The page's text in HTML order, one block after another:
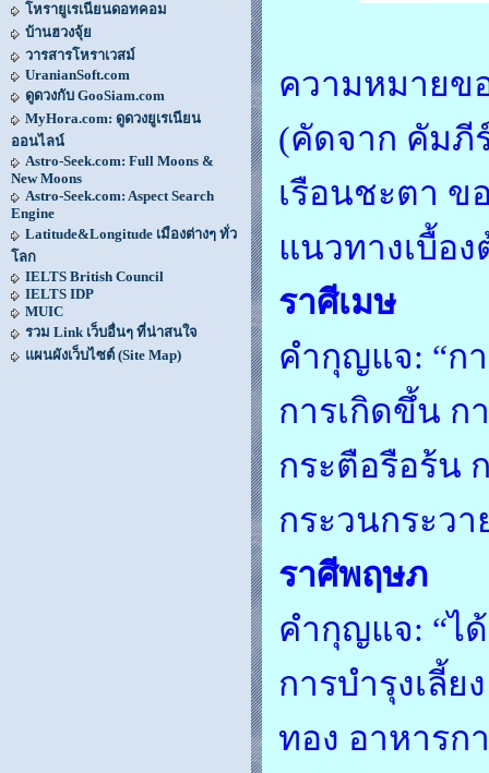
โหรายูเรเนียนดอทคอม
บ้านฮวงจุ้ย
วารสารโหราเวสม์
UranianSoft.com
ดูดวงกับ GooSiam.com
MyHora.com: ดูดวงยูเรเนียน
ออนไลน์
Astro-Seek.com: Full Moons &
New Moons
Astro-Seek.com: Aspect Search
Engine
Latitude&Longitude เมืองต่างๆ ทั่ว
โลก
IELTS British Council
IELTS IDP
MUIC
รวม Link เว็บอื่นๆ ที่น่าสนใจ
แผนผังเว็บไซต์ (Site Map)
ความหมายข
(คัดจาก คัมภี
เรือนชะตา ข
แนวทางเบื้อ
ราศีเมษ
คำกุญแจ: “กา
การเกิดขึ้น ก
กระตือรือร้น
กระวนกระว
ราศีพฤษภ
คำกุญแจ: “ได้
การบำรุงเลี้ย
ทอง อาหารก